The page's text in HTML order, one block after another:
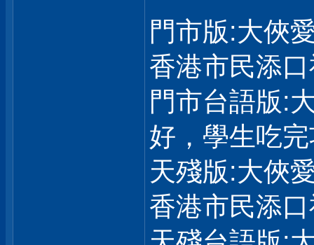
門市版:大俠
香港市民添
門市台語版:
好，學生吃
天殘版:大俠
香港市民添